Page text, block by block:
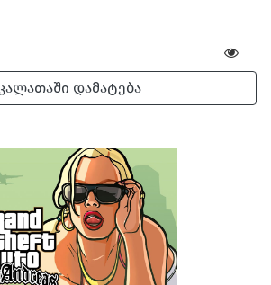
კალათაში დამატება